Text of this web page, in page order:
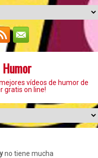
vídeos de humor de
gratis on line!
no tiene mucha